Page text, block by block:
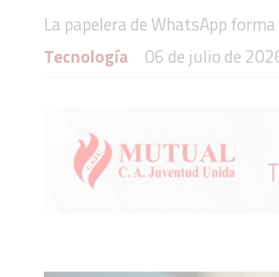
La papelera de WhatsApp
Tecnología
06 de julio de